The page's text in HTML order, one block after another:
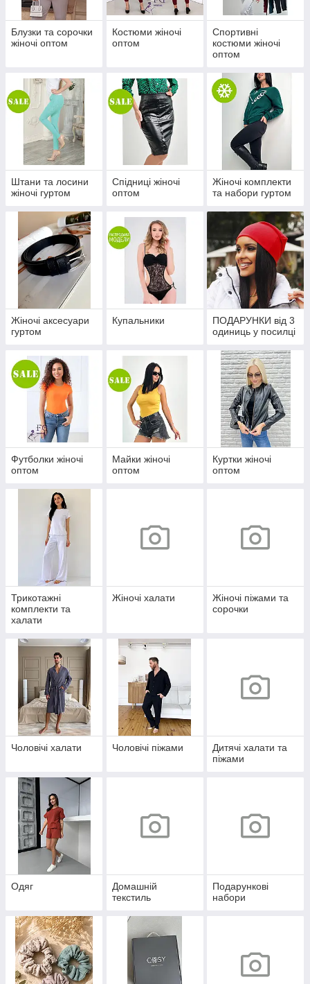
Блузки та сорочки
жіночі оптом
Костюми жіночі
оптом
Спортивні
костюми жіночі
оптом
Штани та лосини
жіночі гуртом
Спідниці жіночі
оптом
Жіночі комплекти
та набори гуртом
Жіночі аксесуари
гуртом
Купальники
ПОДАРУНКИ від 3
одиниць у посилці
Футболки жіночі
оптом
Майки жіночі
оптом
Куртки жіночі
оптом
Трикотажні
комплекти та
халати
Жіночі халати
Жіночі піжами та
сорочки
Чоловічі халати Чоловічі піжами
Дитячі халати та
піжами
Одяг
Домашній
текстиль
Подарункові
набори